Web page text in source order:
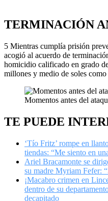
TERMINACIÓN
5 Mientras cumplía prisión
acogió al acuerdo de
homicidio calificado en grado
millones y medio de soles
Momentos antes del
TE PUEDE
‘Tío Fritz’ rompe en
tiendas: “Me siento en
Ariel Bracamonte se
su madre Myriam Fefer:
¡Macabro crimen en
dentro de su
decapitado